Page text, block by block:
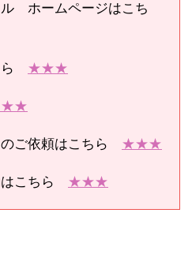
ホームページはこち
ら ★★★
ご依頼はこちら ★★★
こちら ★★★